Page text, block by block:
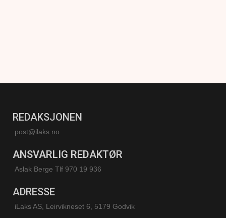
REDAKSJONEN
post@ilaks.no
ANSVARLIG REDAKTØR
Aslak Berge Tlf 970 19 936
ADRESSE
iLaks AS, Leirvikneset 6, 5179 Godvik